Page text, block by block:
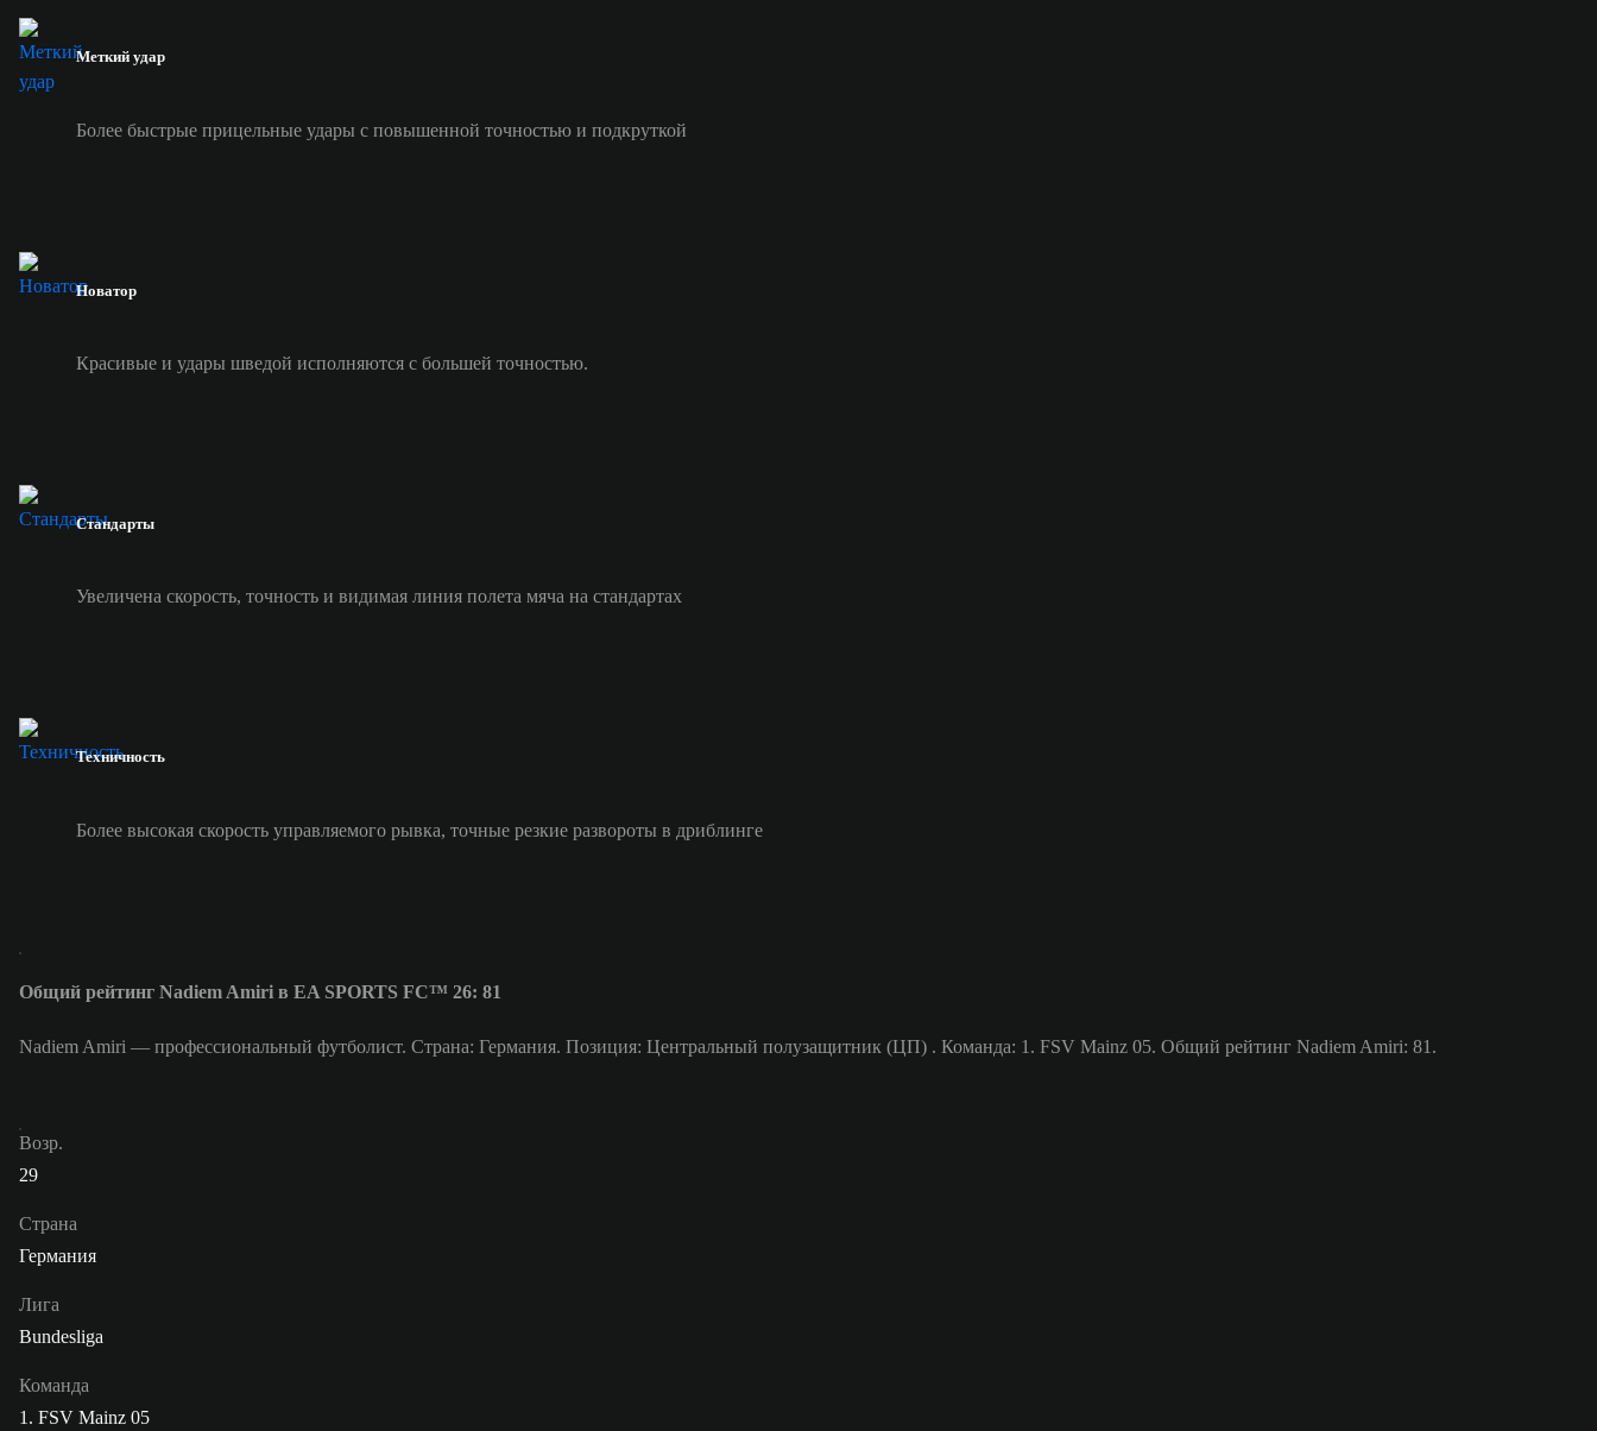
Меткий удар
Более быстрые прицельные удары с повышенной точностью и подкруткой
Новатор
Красивые и удары шведой исполняются с большей точностью.
Стандарты
Увеличена скорость, точность и видимая линия полета мяча на стандартах
Техничность
Более высокая скорость управляемого рывка, точные резкие развороты в дриблинге
Общий рейтинг Nadiem Amiri в EA SPORTS FC™ 26: 81
Nadiem Amiri — профессиональный футболист. Страна: Германия. Позиция: Центральный полузащитник (ЦП) . Команда: 1. FSV Mainz 05. Общий рейтинг Nadiem Amiri: 81.
Возр.
29
Страна
Германия
Лига
Bundesliga
Команда
1. FSV Mainz 05